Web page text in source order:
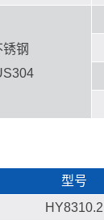
锈钢
型号
HY8310.2